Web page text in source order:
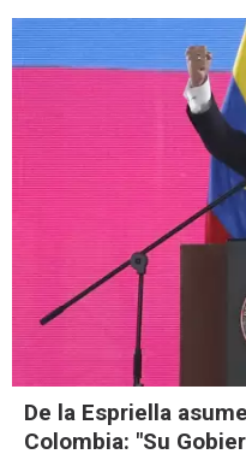
De la Espriella
Colombia: "Su